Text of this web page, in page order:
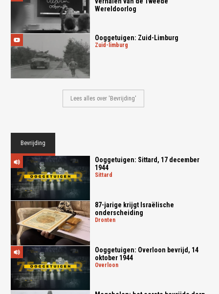
Wereldoorlog
Ooggetuigen: Zuid-Limburg
zuid-limburg
Lees alles over 'Bevrijding'
Bevrijding
Ooggetuigen: Sittard, 17 december
1944
sittard
87-jarige krijgt Israëlische
onderscheiding
dronten
Ooggetuigen: Overloon bevrijd, 14
oktober 1944
overloon